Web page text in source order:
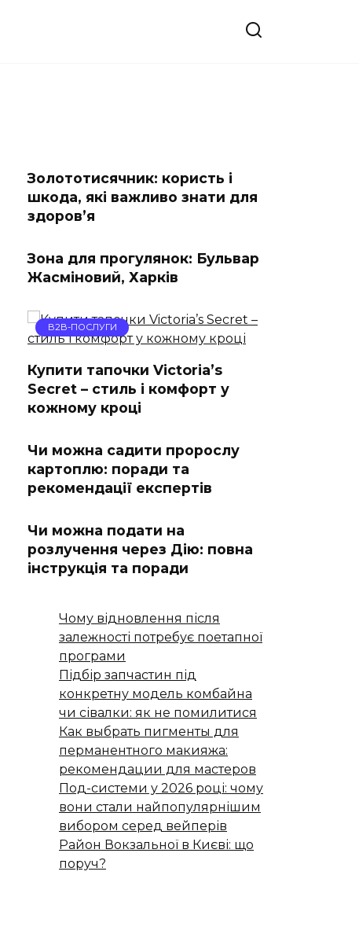
Золототисячник: користь і
шкода, які важливо знати для
здоров’я
Зона для прогулянок: Бульвар
Жасміновий, Харків
B2B-ПОСЛУГИ
Купити тапочки Victoria’s
Secret – стиль і комфорт у
кожному кроці
Чи можна садити пророслу
картоплю: поради та
рекомендації експертів
Чи можна подати на
розлучення через Дію: повна
інструкція та поради
Чому відновлення після
залежності потребує поетапної
програми
Підбір запчастин під
конкретну модель комбайна
чи сівалки: як не помилитися
Как выбрать пигменты для
перманентного макияжа:
рекомендации для мастеров
Под-системи у 2026 році: чому
вони стали найпопулярнішим
вибором серед вейперів
Район Вокзальної в Києві: що
поруч?